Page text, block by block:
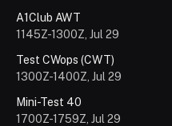
A1Club AWT
1145Z-1300Z, Jul 29
Test CWops (CWT)
1300Z-1400Z, Jul 29
Mini-Test 40
1700Z-1759Z, Jul 29